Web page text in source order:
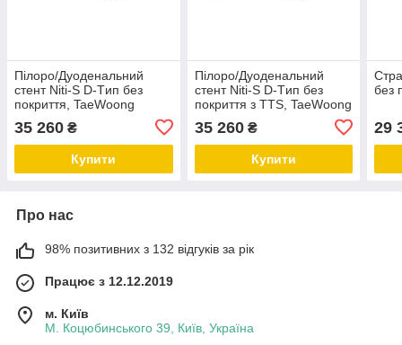
Пілоро/Дуоденальний
стент Niti-S D-Tип без
покриття, TaeWoong
35 260 ₴
Купити
Пілоро/Дуоденальний
стент Niti-S D-Tип без
покриття з TTS, TaeWoong
35 260₴
Купити
без
29
Про нас
98% позитивних з 132 відгуків за рік
Працює з 12.12.2019
м. Київ
М. Коцюбинського 39, Київ, Україна